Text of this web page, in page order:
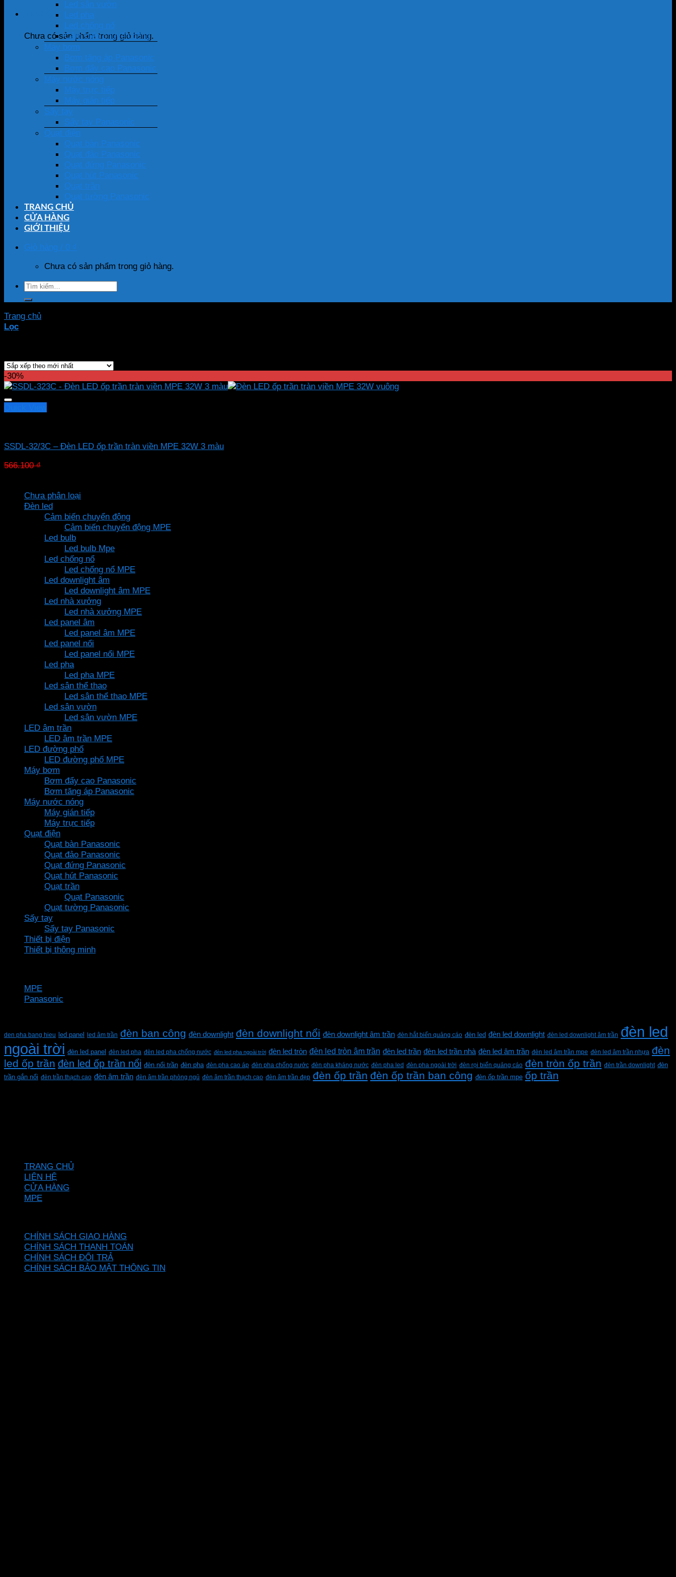
Giỏ hàng
Chưa có sản phẩm trong giỏ hàng.
Led sân vườn
Led pha
Led chống nổ
Cảm biến chuyển động
Máy bơm
Bơm tăng áp Panasonic
Bơm đẩy cao Panasonic
Máy nước nóng
Máy trực tiếp
Máy gián tiếp
Sấy tay
Sấy tay Panasonic
Quạt điện
Quạt bàn Panasonic
Quạt đảo Panasonic
Quạt đứng Panasonic
Quạt hút Panasonic
Quạt trần
Quạt tường Panasonic
TRANG CHỦ
CỬA HÀNG
GIỚI THIỆU
Giỏ hàng / 0 ₫
Chưa có sản phẩm trong giỏ hàng.
Tìm
Trang chủ
Lọc
-30%
SSDL-32/3C – Đèn LED ốp trần tràn viền MPE 32W 3 màu
566.100₫
566.100 ₫.là:
Chưa phân loại
Đèn led
Cảm biến chuyển động
Cảm biến chuyển động MPE
Led bulb
Led bulb Mpe
Led chống nổ
Led chống nổ MPE
Led downlight âm
Led downlight âm MPE
Led nhà xưởng
Led nhà xưởng MPE
Led panel âm
Led panel âm MPE
Led panel nổi
Led panel nổi MPE
Led pha
Led pha MPE
Led sân thể thao
Led sân thể thao MPE
Led sân vườn
Led sân vườn MPE
LED âm trần
LED âm trần MPE
LED đường phố
LED đường phố MPE
Máy bơm
Bơm đẩy cao Panasonic
Bơm tăng áp Panasonic
Máy nước nóng
Máy gián tiếp
Máy trực tiếp
Quạt điện
Quạt bàn Panasonic
Quạt đảo Panasonic
Quạt đứng Panasonic
Quạt hút Panasonic
Quạt trần
Quạt Panasonic
Quạt tường Panasonic
Sấy tay
Sấy tay Panasonic
Thiết bị điện
Thiết bị thông minh
MPE
Panasonic
den pha bang hieu led panel led âm trần đèn ban công đèn downlight đèn downlight nổi đèn downlight âm trần đèn hắt biển quảng cáo đèn led đèn led downlight đèn led downlight âm trần đèn led
ngoài trời đèn led panel đèn led pha đèn led pha chống nước đèn led pha ngoài trời đèn led tròn đèn led tròn âm trần đèn led trần đèn led trần nhà đèn led âm trần đèn led âm trần mpe đèn led âm trần nhựa đèn
led ốp trần đèn led ốp trần nổi đèn nổi trần đèn pha đèn pha cao áp đèn pha chống nước đèn pha kháng nước đèn pha led đèn pha ngoài trời đèn rọi biển quảng cáo đèn tròn ốp trần đèn trần downlight đèn
trần gắn nổi đèn trần thạch cao đèn âm trần đèn âm trần phòng ngủ đèn âm trần thạch cao đèn âm trần đẹp đèn ốp trần đèn ốp trần ban công đèn ốp trần mpe ốp trần
TRANG CHỦ
LIÊN HỆ
CỬA HÀNG
MPE
CHÍNH SÁCH GIAO HÀNG
CHÍNH SÁCH THANH TOÁN
CHÍNH SÁCH ĐỔI TRẢ
CHÍNH SÁCH BẢO MẬT THÔNG TIN